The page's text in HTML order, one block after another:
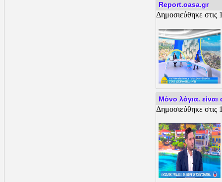
Report.oasa.gr
Δημοσιεύθηκε στις
Μόνο λόγια.
Δημοσιεύθηκε στις